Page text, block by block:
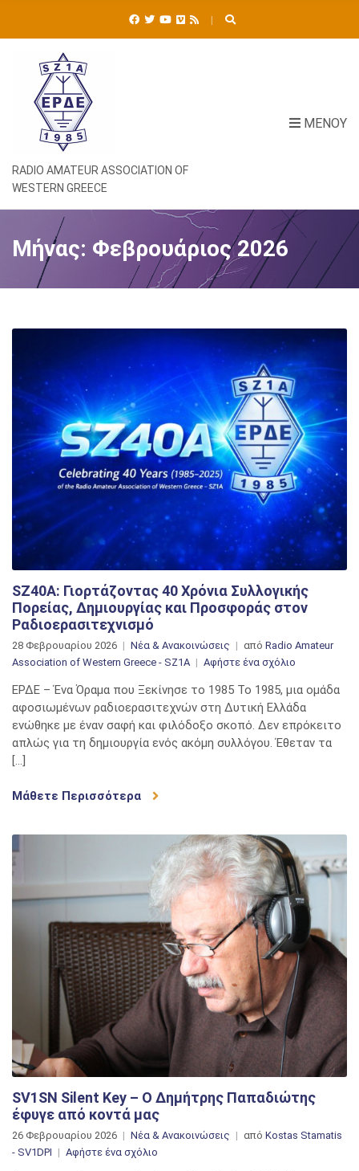
RADIO AMATEUR ASSOCIATION OF
WESTERN GREECE
ΜΕΝΟΎ
Μήνας: Φεβρουάριος 2026
SZ40A: Γιορτάζοντας 40 Χρόνια Συλλογικής
Πορείας, Δημιουργίας και Προσφοράς στον
Ραδιοερασιτεχνισμό
28 Φεβρουαρίου 2026 Νέα & Ανακοινώσεις από Radio Amateur
Association of Western Greece - SZ1A
Αφήστε ένα σχόλιο
40
Χρόνια
Συλλογικής
ΕΡΔΕ – Ένα Όραμα που Ξεκίνησε το 1985 Το 1985, μια ομάδα
αφοσιωμένων ραδιοερασιτεχνών στη Δυτική Ελλάδα
ενώθηκε με έναν σαφή και φιλόδοξο σκοπό. Δεν επρόκειτο
απλώς για τη δημιουργία ενός ακόμη συλλόγου. Έθεταν τα
[…]
Μάθετε Περισσότερα
SV1SN Silent Key – Ο Δημήτρης Παπαδιώτης
έφυγε από κοντά μας
26 Φεβρουαρίου 2026 Νέα & Ανακοινώσεις από Kostas Stamatis
- SV1DPI
Αφήστε ένα σχόλιο